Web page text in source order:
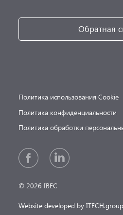
Обратная
Политика использования Cookie
Политика конфиденциальности
Политика обработки
© 2026 IBEC
Website developed by ITECH.group